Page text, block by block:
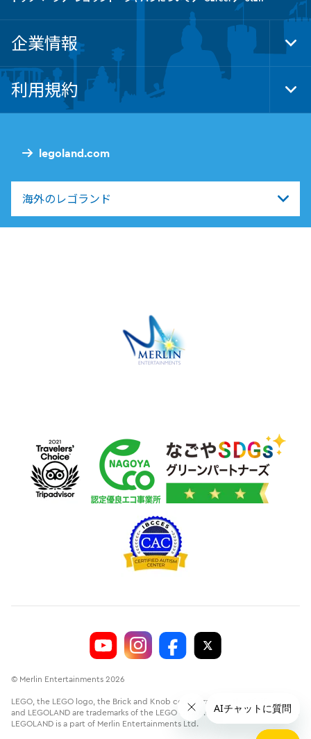
legoland.com
海外のレゴランド
企業情報
利用規約
© Merlin Entertainments 2026
LEGO, the LEGO logo, the Brick and Knob configurations, the Minifigure
and LEGOLAND are trademarks of the LEGO Group.©2026 The LEGO Group.
LEGOLAND is a part of Merlin Entertainments Ltd.